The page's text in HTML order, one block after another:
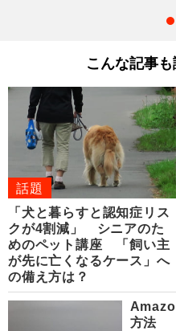
こんな記事
話題
「犬と暮らすと認知症リス
クが4割減」 シニアのた
めのペット講座 「飼い主
が先に亡くなるケース」へ
の備え方は？
方法